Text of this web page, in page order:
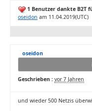
1 Benutzer dankte B2T
oseidon am 11.04.2019(UTC)
oseidon
Geschrieben : vor 7 Jahren
und wieder 500 Netzis